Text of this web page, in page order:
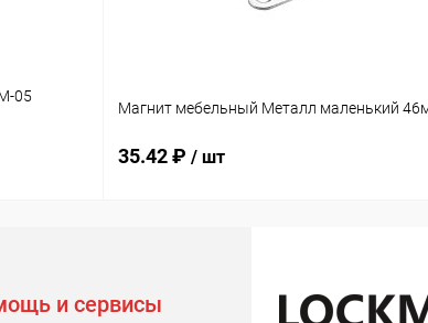
05
Магнит мебельный Металл маленький
35.42 ₽ / шт
и сервисы